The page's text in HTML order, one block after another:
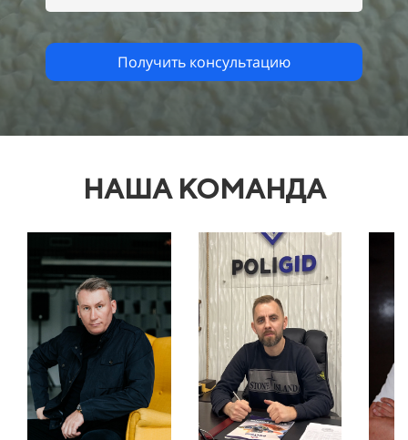
Получить консультацию
НАША КОМАНДА